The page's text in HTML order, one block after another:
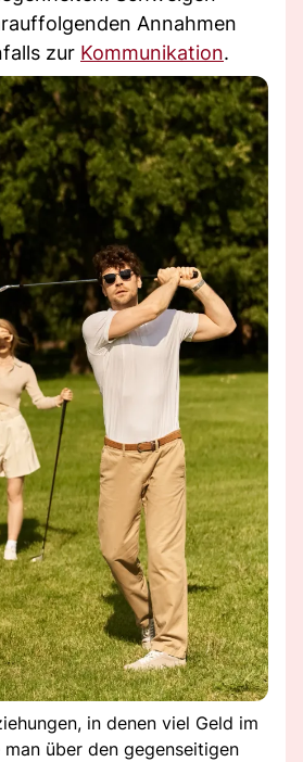
Annahmen
zur Kommunikation.
in denen viel Geld im
über den gegenseitigen